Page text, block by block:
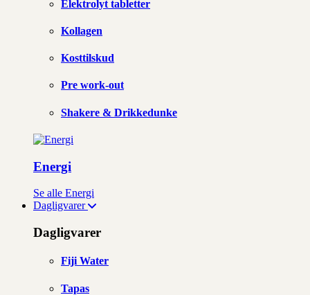
Elektrolyt tabletter
Kollagen
Kosttilskud
Pre work-out
Shakere & Drikkedunke
Energi
Se alle Energi
Dagligvarer
Dagligvarer
Fiji Water
Tapas